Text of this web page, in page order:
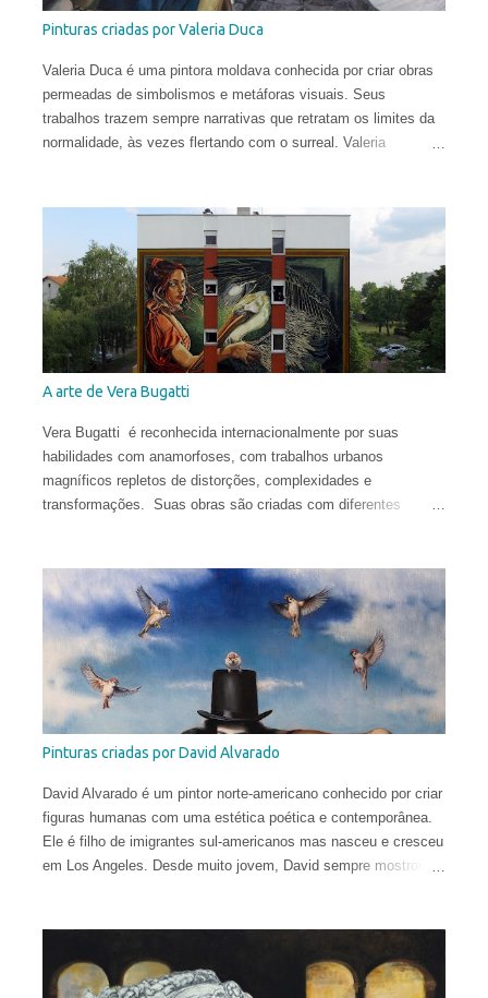
Pinturas criadas por Valeria Duca
Valeria Duca é uma pintora moldava conhecida por criar obras
permeadas de simbolismos e metáforas visuais. Seus
trabalhos trazem sempre narrativas que retratam os limites da
normalidade, às vezes flertando com o surreal. Valeria
apenas 12 anos. Aos 17, mudou-se para o Reino Unido, onde
estudou História da Arte na Universidade de St Andrews.
Depois de viver e pintar profissionalmente por alguns anos em
Oslo, Noruega, recentemente ela mudou-se para Washington
DC. Suas obras circulam o planeta e integram as coleções
permanentes de vários museus do Leste Europeu.
A arte de Vera Bugatti
Vera Bugatti é reconhecida internacionalmente por suas
habilidades com anamorfoses, com trabalhos urbanos
magníficos repletos de distorções, complexidades e
transformações. Suas obras são criadas com diferentes
Conservação do Patrimônio Cultural em Parma e foi bolsista de
pesquisa em Mântua com uma tese dedicada aos tratados
heterodoxos do século XVI. Publicou ensaios sobre pesquisa
histórica e iconológica e colaborou com redações.
Pinturas criadas por David Alvarado
David Alvarado é um pintor norte-americano conhecido por criar
figuras humanas com uma estética poética e contemporânea.
Ele é filho de imigrantes sul-americanos mas nasceu e cresceu
em Los Angeles. Desde muito jovem, David sempre mostrou
para Florença, Itália, e buscou o treinamento tradicional na
cidade que gerou o Renascimento.